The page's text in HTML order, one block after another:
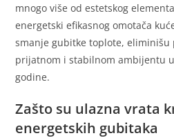
mnogo više od estetskog
energetski efikasnog omotača
smanje gubitke toplote,
prijatnom i stabilnom ambijentu
godine.
Zašto su ulazna vrata
energetskih gubitaka